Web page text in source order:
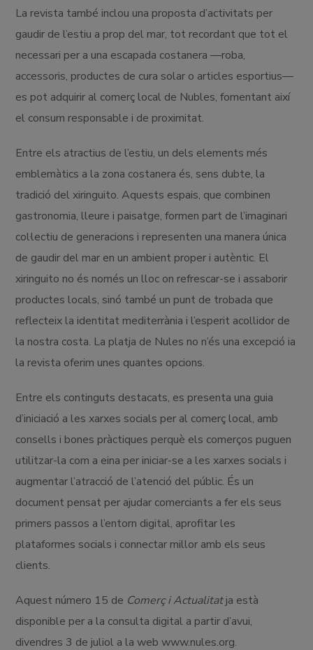
La revista també inclou una proposta d’activitats per
gaudir de l’estiu a prop del mar, tot recordant que tot el
necessari per a una escapada costanera —roba,
accessoris, productes de cura solar o articles esportius—
es pot adquirir al comerç local de Nubles, fomentant així
el consum responsable i de proximitat.
Entre els atractius de l’estiu, un dels elements més
emblemàtics a la zona costanera és, sens dubte, la
tradició del xiringuito. Aquests espais, que combinen
gastronomia, lleure i paisatge, formen part de l’imaginari
col·lectiu de generacions i representen una manera única
de gaudir del mar en un ambient proper i autèntic. El
xiringuito no és només un lloc on refrescar-se i assaborir
productes locals, sinó també un punt de trobada que
reflecteix la identitat mediterrània i l’esperit acollidor de
la nostra costa. La platja de Nules no n’és una excepció ia
la revista oferim unes quantes opcions.
Entre els continguts destacats, es presenta una guia
d’iniciació a les xarxes socials per al comerç local, amb
consells i bones pràctiques perquè els comerços puguen
utilitzar-la com a eina per iniciar-se a les xarxes socials i
augmentar l’atracció de l’atenció del públic. És un
document pensat per ajudar comerciants a fer els seus
primers passos a l’entorn digital, aprofitar les
plataformes socials i connectar millor amb els seus
clients.
Aquest número 15 de Comerç i Actualitatja està
disponible per a la consulta digital a partir d’avui,
divendres 3 de juliol a la web www.nules.org.